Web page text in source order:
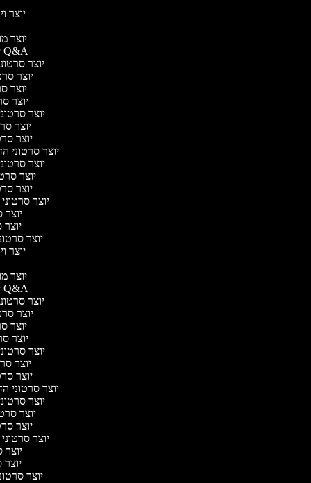
יוצר
יוצר
יוצר סרטוני Q&A
יוצר
יוצר
יוצר
יוצר
יוצר
יוצר
יוצר
יוצר סרטוני
יוצר
יוצר
יוצר
יוצר
יוצר
יוצר
יוצר
יוצר
יוצר
יוצר סרטוני Q&A
יוצר
יוצר
יוצר
יוצר
יוצר
יוצר
יוצר
יוצר סרטוני
יוצר
יוצר
יוצר
יוצר
יוצר
יוצר
יוצר